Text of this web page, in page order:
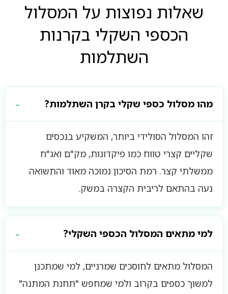
שאלות נפוצות על המסלול
הכספי השקלי בקרנות
השתלמות
מהו מסלול כספי שקלי בקרן השתלמות?
זהו המסלול הסולידי ביותר, המשקיע בנכסים
שקליים קצרי טווח כמו פיקדונות, מק"ם ואג"ח
ממשלתי קצר. רמת הסיכון נמוכה מאוד והתשואה
נעה בהתאם לריבית הקצרה במשק.
למי מתאים המסלול הכספי השקלי?
המסלול מתאים לחוסכים שמרניים, למי שמתכנן
למשוך כספים בקרוב ולמי שמחפש "תחנת המתנה"